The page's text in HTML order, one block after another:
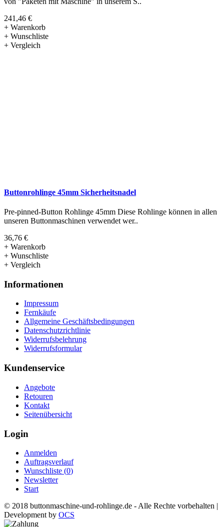
241,46 €
+ Warenkorb
+ Wunschliste
+ Vergleich
Buttonrohlinge 45mm Sicherheitsnadel
Pre-pinned-Button Rohlinge 45mm Diese Rohlinge können in allen
unseren Buttonmaschinen verwendet wer..
36,76 €
+ Warenkorb
+ Wunschliste
+ Vergleich
Informationen
Impressum
Fernkäufe
Allgemeine Geschäftsbedingungen
Datenschutzrichtlinie
Widerrufsbelehrung
Widerrufsformular
Kundenservice
Angebote
Retouren
Kontakt
Seitenübersicht
Login
Anmelden
Auftragsverlauf
Wunschliste (0)
Newsletter
Start
© 2018 buttonmaschine-und-rohlinge.de - Alle Rechte vorbehalten |
Development by OCS